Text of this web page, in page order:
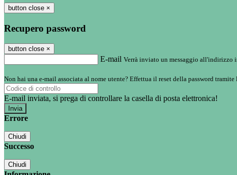
button close ×
Recupero password
button close ×
E-mail Verrà inviato un messaggio all'indirizzo
Non hai una e-mail associata al nome utente? Effettua il reset della password tramite
E-mail inviata, si prega di controllare la casella di posta elettronica!
Errore
Chiudi
Successo
Chiudi